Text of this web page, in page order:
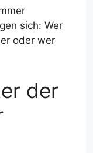
sich: Wer
oder wer
der